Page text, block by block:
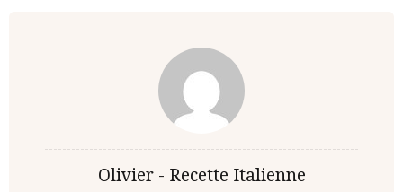
Olivier - Recette Italienne